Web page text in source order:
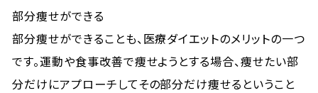
部分痩せができる
部分痩せができることも、医療ダイエットのメリットの一つ
です。運動や食事改善で痩せようとする場合、痩せたい部
分だけにアプローチしてその部分だけ痩せるということ